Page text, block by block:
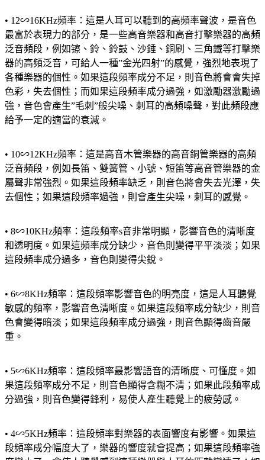
• 12∽16KHz頻率：這是人耳可以聽到的高頻率聲波，是音色
最富於表現力的部分，是一些高音樂器和高音打擊樂器的高頻
泛音頻段，例如镲、鈴、鈴鼓、沙錘、銅刷、三角鐵等打擊樂
器的高頻泛音，可給人一種”金光四射”的感覺，強烈地表現了
各種樂器的個性。如果這段頻率成分不足，則音色將會會失掉
色彩，失去個性；而如果這段頻率成分過強，如激勵器激勵過
強，音色會產生”毛刺”般尖噪、刺耳的高頻噪聲，對此頻段應
給予一定的適當的衰減。
• 10∽12KHz頻率：這是高音木管樂器的高音銅管樂器的高頻
泛音頻段，例如長笛、雙簧管、小號、短笛等高音管樂器的金
屬聲非常強烈。如果這段頻率缺乏，則音色將會失去光澤，失
去個性；如果這段頻率過強，則會產生尖噪，刺耳的感覺。
• 8∽10KHz頻率：這段頻率s音非常明顯，影響音色的清晰度
和透明度。如果這頻率成分缺少，音色則變得平平淡淡；如果
這段頻率成分過多，音色則變得尖銳。
• 6∽8KHz頻率：這段頻率影響音色的明亮度，這是人耳聽覺
敏感的頻率，影響音色清晰度。如果這段頻率成分缺少，則音
色會變得暗淡；如果這段頻率成分過強，則音色顯得齒音嚴
重。
• 5∽6KHz頻率：這段頻率最影響語音的清晰度、可懂度。如
果這段頻率成分不足，則音色顯得含糊不清；如果此段頻率成
分過強，則音色變得鋒利，易使人產生聽覺上的疲勞感。
• 4∽5KHz頻率：這段頻率對樂器的表面響度有影響。如果這
段頻率成分幅度大了，樂器的響度就會提高；如果這段頻率強